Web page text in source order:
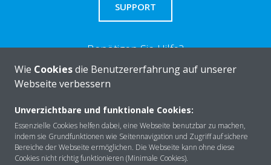
SUPPORT
Benötigen Sie Hilfe?
KONTAKTIEREN SIE UNS
Über DAIKIN
Wie Cookiesdie Benutzererfahrung auf unserer
Webseite verbessern
Unverzichtbare und funktionale Cookies:
Essenzielle Cookies helfen dabei, eine Webseite benutzbar zu machen,
indem sie Grundfunktionen wie Seitennavigation und Zugriff auf sichere
Bereiche der Webseite ermöglichen. Die Webseite kann ohne diese
Cookies nicht richtig funktionieren (Minimale Cookies).